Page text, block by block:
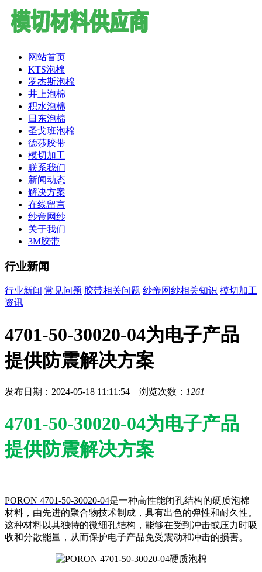
网站首页
KTS泡棉
罗杰斯泡棉
井上泡棉
积水泡棉
日东泡棉
圣戈班泡棉
德莎胶带
模切加工
联系我们
新闻动态
解决方案
在线留言
纱帝网纱
关于我们
3M胶带
行业新闻
行业新闻 常见问题 胶带相关问题 纱帝网纱相关知识 模切加工
资讯
4701-50-30020-04为电子产品
提供防震解决方案
发布日期：2024-05-18 11:11:54 浏览次数： 1261
4701-50-30020-04为电子产品
提供防震解决方案
PORON 4701-50-30020-04是一种高性能闭孔结构的硬质泡棉
材料，由先进的聚合物技术制成，具有出色的弹性和耐久性。
这种材料以其独特的微细孔结构，能够在受到冲击或压力时吸
收和分散能量，从而保护电子产品免受震动和冲击的损害。